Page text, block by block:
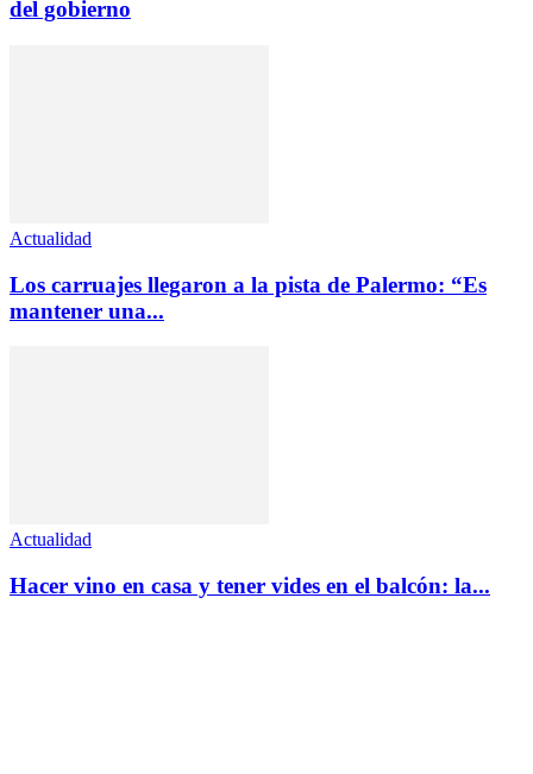
del gobierno
Actualidad
Los carruajes llegaron a la pista de Palermo: “Es
mantener una...
Actualidad
Hacer vino en casa y tener vides en el balcón: la...